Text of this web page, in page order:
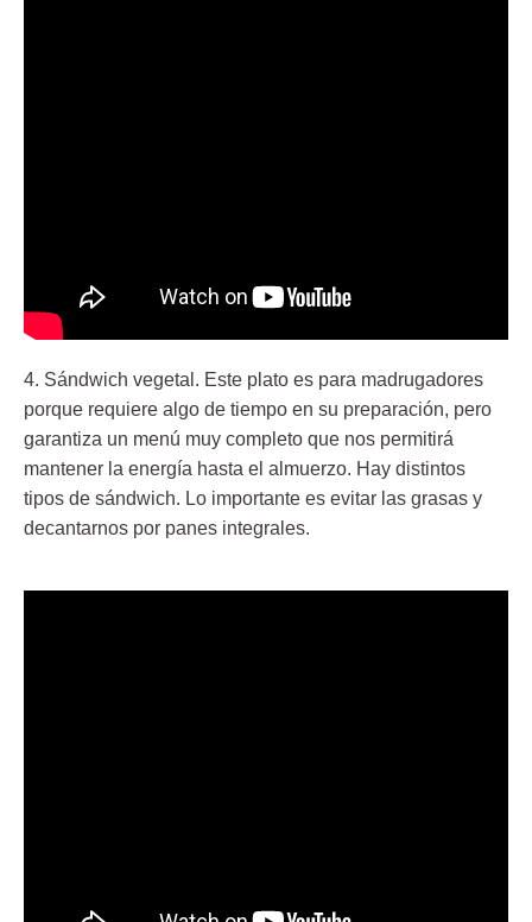
4. Sándwich vegetal . Este plato es para madrugadores
porque requiere algo de tiempo en su preparación, pero
garantiza un menú muy completo que nos permitirá
mantener la energía hasta el almuerzo. Hay distintos
tipos de sándwich. Lo importante es evitar las grasas y
decantarnos por panes integrales.